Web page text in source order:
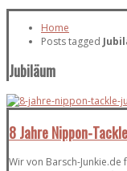
Home
Posts tagged
Jubiläum
8 Jahre Nippon-
Wir von Barsch-